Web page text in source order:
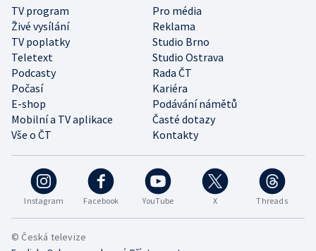
Instagram Facebook YouTube X Threads
TV program
Pro média
Živé vysílání
Reklama
TV poplatky
Studio Brno
Teletext
Studio Ostrava
Podcasty
Rada ČT
Počasí
Kariéra
E-shop
Podávání námětů
Mobilní a TV aplikace
Časté dotazy
Vše o ČT
Kontakty
© Česká televize